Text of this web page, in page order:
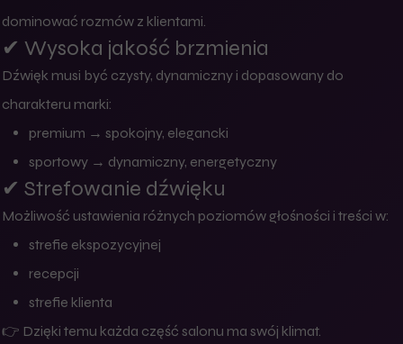
dominować rozmów z klientami.
✔ Wysoka jakość brzmienia
Dźwięk musi być czysty, dynamiczny i dopasowany do
charakteru marki:
premium → spokojny, elegancki
sportowy → dynamiczny, energetyczny
✔ Strefowanie dźwięku
Możliwość ustawienia różnych poziomów głośności i treści w:
strefie ekspozycyjnej
recepcji
strefie klienta
👉 Dzięki temu każda część salonu ma swój klimat.